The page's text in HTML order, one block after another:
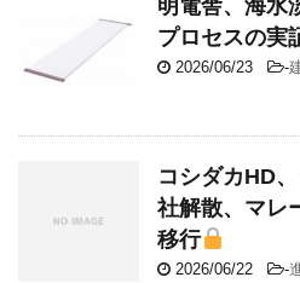
明電舎、海水
プロセスの実
2026/06/23 -
コシダカHD
社解散、マレ
移行
2026/06/22 -